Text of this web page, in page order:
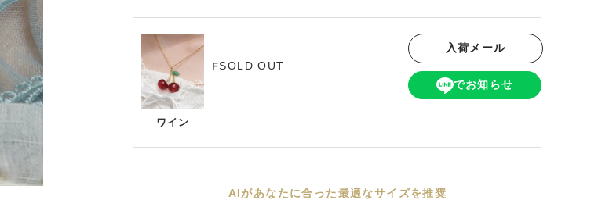
ワイン
FSOLD OUT
入荷メール
でお知らせ
AIがあなたに合った最適なサイズを推奨